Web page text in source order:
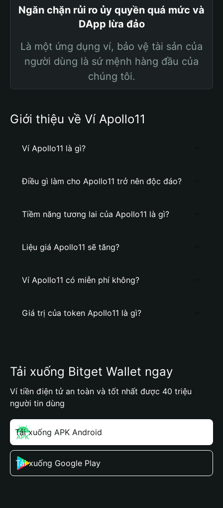
Ngăn chặn rủi ro ủy quyền quá mức và
DApp lừa đảo
Là một ứng dụng ví, bảo vệ tài sản của
người dùng là sứ mệnh hàng đầu của
chúng tôi.
Giới thiệu về Ví Apollo11
Ví Apollo11 là gì?
Điều gì làm cho Apollo11 trở nên độc đáo?
Tiềm năng tương lai của Apollo11 là gì?
Liệu giá Apollo11 sẽ tăng?
Ví Apollo11 có miễn phí không?
Giá trị của token Apollo11 là gì?
Tải xuống Bitget Wallet ngay
Ví tiền điện tử an toàn và tốt nhất được 40 triệu
người tin dùng
Tải xuống APK Android
Tải xuống Google Play